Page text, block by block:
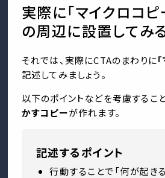
実際に「マイクロコピ
の周辺に設置してみ
それでは、実際にCTAのまわりに
記述してみましょう。
以下のポイントなどを考慮するこ
かすコピーが作れます。
記述するポイント
行動することで「何が起き